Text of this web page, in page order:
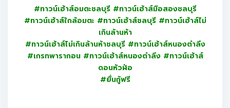
#ทาวน์เฮ้าส์อมตะชลบุรี #ทาวน์เฮ้าส์มือสองชลบุรี
#ทาวน์เฮ้าส์ใกล้อมตะ #ทาวน์เฮ้าส์ชลบุรี #ทาวน์เฮ้าส์ไม่
เกินล้านห้า
#ทาวน์เฮ้าส์ไม่เกินล้านห้าชลบุรี #ทาวน์เฮ้าส์หนองตำลึง
#เกรทพารากอน #ทาวน์เฮ้าส์หนองตำลึง #ทาวน์เฮ้าส์
ดอนหัวฬ่อ
#ยื่นกู้ฟรี